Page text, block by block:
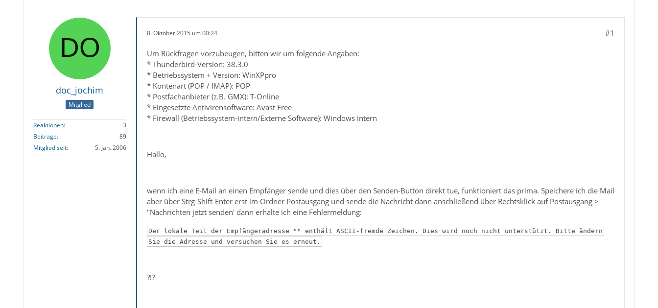
doc_jochim
Mitglied
Reaktionen
3
Beiträge
89
Mitglied seit
5. Jan. 2006
8. Oktober 2015 um 00:24 #1
Um Rückfragen vorzubeugen, bitten wir um folgende Angaben:
* Thunderbird-Version: 38.3.0
* Betriebssystem + Version: WinXPpro
* Kontenart (POP / IMAP): POP
* Postfachanbieter (z.B. GMX): T-Online
* Eingesetzte Antivirensoftware: Avast Free
* Firewall (Betriebssystem-intern/Externe Software): Windows intern
Hallo,
wenn ich eine E-Mail an einen Empfänger sende und dies über den Senden-Button direkt tue, funktioniert das prima. Speichere ich die Mail
aber über Strg-Shift-Enter erst im Ordner Postausgang und sende die Nachricht dann anschließend über Rechtsklick auf Postausgang >
''Nachrichten jetzt senden' dann erhalte ich eine Fehlermeldung:
Der lokale Teil der Empfängeradresse "" enthält ASCII-fremde Zeichen. Dies wird noch nicht unterstützt. Bitte ändern
Sie die Adresse und versuchen Sie es erneut.
?!?